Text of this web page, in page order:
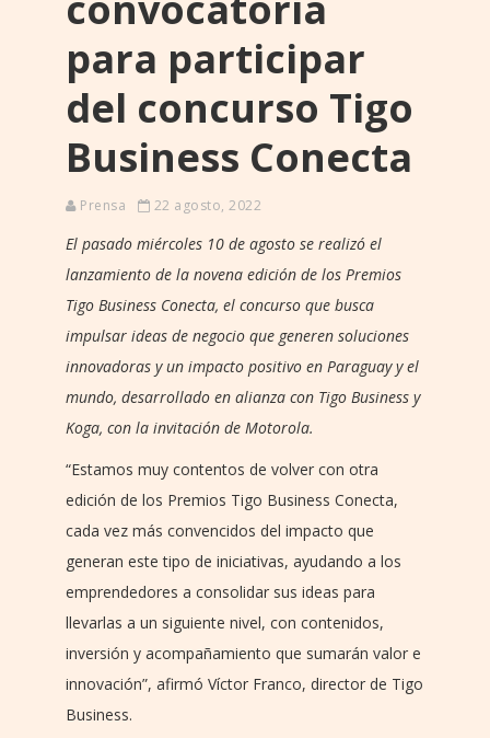
para participar
del concurso Tigo
Business Conecta
Prensa 22 agosto, 2022
El pasado miércoles 10 de agosto se realizó el
lanzamiento de la novena edición de los Premios
Tigo Business Conecta, el concurso que busca
impulsar ideas de negocio que generen soluciones
innovadoras y un impacto positivo en Paraguay y el
mundo, desarrollado en alianza con Tigo Business y
Koga, con la invitación de Motorola.
“Estamos muy contentos de volver con otra
edición de los Premios Tigo Business Conecta,
cada vez más convencidos del impacto que
generan este tipo de iniciativas, ayudando a los
emprendedores a consolidar sus ideas para
llevarlas a un siguiente nivel, con contenidos,
inversión y acompañamiento que sumarán valor e
innovación”, afirmó Víctor Franco, director de Tigo
Business.